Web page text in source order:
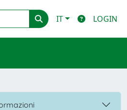
IT LOGIN